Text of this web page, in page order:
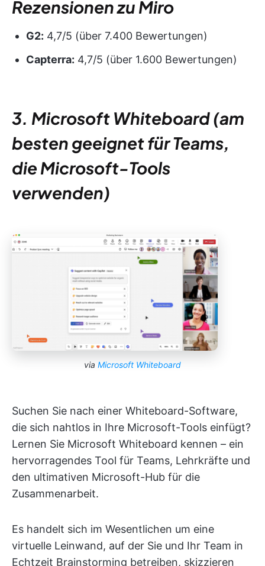
Rezensionen zu Miro
G2: 4,7/5 (über 7.400 Bewertungen)
Capterra: 4,7/5 (über 1.600 Bewertungen)
3. Microsoft Whiteboard (am
besten geeignet für Teams,
die Microsoft-Tools
verwenden)
via Microsoft Whiteboard
Suchen Sie nach einer Whiteboard-Software,
die sich nahtlos in Ihre Microsoft-Tools einfügt?
Lernen Sie Microsoft Whiteboard kennen – ein
hervorragendes Tool für Teams, Lehrkräfte und
den ultimativen Microsoft-Hub für die
Zusammenarbeit.
Es handelt sich im Wesentlichen um eine
virtuelle Leinwand, auf der Sie und Ihr Team in
Echtzeit Brainstorming betreiben, skizzieren